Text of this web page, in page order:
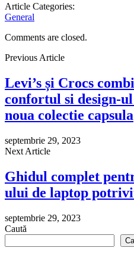
Article Categories:
General
Comments are closed.
Previous Article
Levi’s și Crocs
confortul si design-
noua colectie capsula
septembrie 29, 2023
Next Article
Ghidul complet
ului de laptop
septembrie 29, 2023
Caută